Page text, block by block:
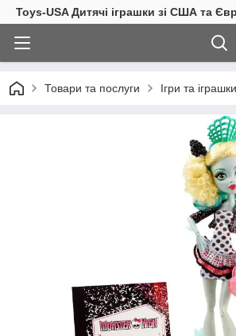
Toys-USA Дитячі іграшки зі США та
Товари та послуги Ігри та іграшки